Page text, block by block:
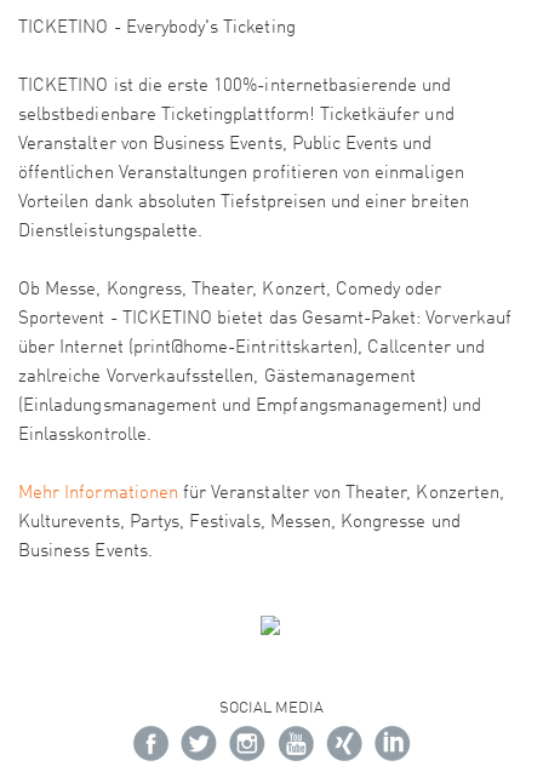
TICKETINO - Everybody's Ticketing
TICKETINO ist die erste 100%-internetbasierende und
selbstbedienbare Ticketingplattform! Ticketkäufer und
Veranstalter von Business Events, Public Events und
öffentlichen Veranstaltungen profitieren von einmaligen
Vorteilen dank absoluten Tiefstpreisen und einer breiten
Dienstleistungspalette.
Ob Messe, Kongress, Theater, Konzert, Comedy oder
Sportevent - TICKETINO bietet das Gesamt-Paket: Vorverkauf
über Internet (print@home-Eintrittskarten), Callcenter und
zahlreiche Vorverkaufsstellen, Gästemanagement
(Einladungsmanagement und Empfangsmanagement) und
Einlasskontrolle.
Mehr Informationen für Veranstalter von Theater, Konzerten,
Kulturevents, Partys, Festivals, Messen, Kongresse und
Business Events.
SOCIAL MEDIA